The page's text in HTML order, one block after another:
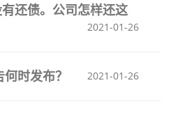
还债。公司怎样还这
2021-01-26
时发布？ 2021-01-26